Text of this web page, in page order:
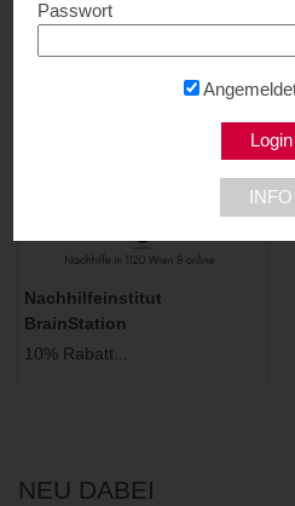
Bis zu 35% Rabatt...
Zu den Filialen
Nachhilfeinstitut
BrainStation
10% Rabatt...
NEU DABEI
Passwort
INFO